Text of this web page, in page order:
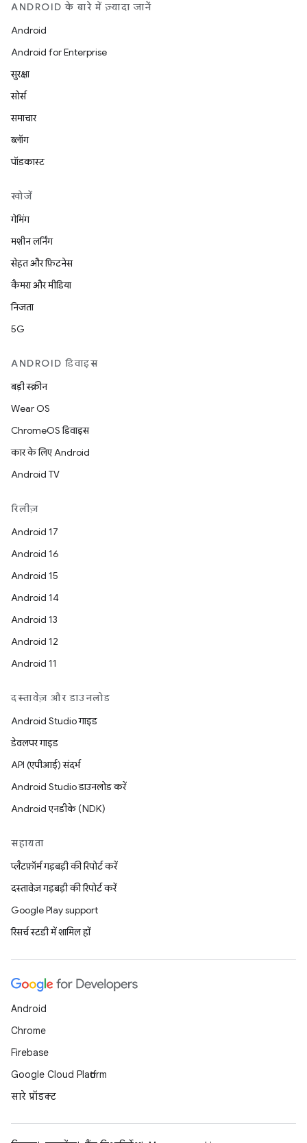
ANDROID के बारे में ज़्यादा जानें
Android
Android for Enterprise
सुरक्षा
सोर्स
समाचार
ब्लॉग
पॉडकास्ट
खोजें
गेमिंग
मशीन लर्निंग
सेहत और फ़िटनेस
कैमरा और मीडिया
निजता
5G
ANDROID डिवाइस
बड़ी स्क्रीन
Wear OS
ChromeOS डिवाइस
कार के लिए Android
Android TV
रिलीज़
Android 17
Android 16
Android 15
Android 14
Android 13
Android 12
Android 11
दस्तावेज़ और डाउनलोड
Android Studio गाइड
डेवलपर गाइड
API (एपीआई) संदर्भ
Android Studio डाउनलोड करें
Android एनडीके (NDK)
सहायता
प्लैटफ़ॉर्म गड़बड़ी की रिपोर्ट करें
दस्तावेज़ गड़बड़ी की रिपोर्ट करें
Google Play support
रिसर्च स्टडी में शामिल हों
Android
Chrome
Firebase
Google Cloud Platform
सारे प्रॉडक्ट